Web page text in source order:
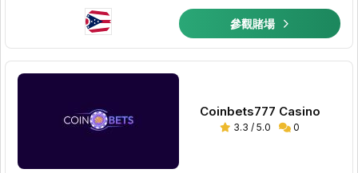
參觀賭場
Coinbets777 Casino
3.3 / 5.0 0